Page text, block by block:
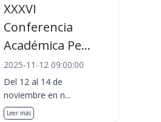
XXXVI
Conferencia
Académica Pe...
2025-11-12 09:00:00
Del 12 al 14 de
noviembre en n...
Leer más